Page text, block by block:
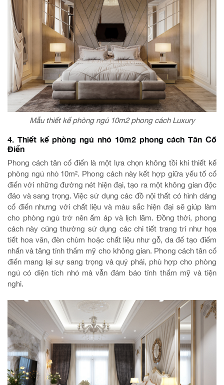
Mẫu thiết kế phòng ngủ 10m2 phong cách Luxury
4. Thiết kế phòng ngủ nhỏ 10m2 phong cách Tân Cổ
Điển
Phong cách tân cổ điển là một lựa chọn không tồi khi thiết kế
phòng ngủ nhỏ 10m². Phong cách này kết hợp giữa yếu tố cổ
điển với những đường nét hiện đại, tạo ra một không gian độc
đáo và sang trọng. Việc sử dụng các đồ nội thất có hình dáng
cổ điển nhưng với chất liệu và màu sắc hiện đại sẽ giúp làm
cho phòng ngủ trở nên ấm áp và lịch lãm. Đồng thời, phong
cách này cũng thường sử dụng các chi tiết trang trí như họa
tiết hoa văn, đèn chùm hoặc chất liệu như gỗ, da để tạo điểm
nhấn và tăng tính thẩm mỹ cho không gian. Phong cách tân cổ
điển mang lại sự sang trọng và quý phái, phù hợp cho phòng
ngủ có diện tích nhỏ mà vẫn đảm bảo tính thẩm mỹ và tiện
nghi.